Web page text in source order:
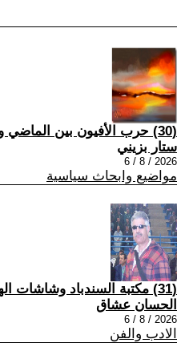
(30) حرب الأفيون بين الماضي و الحاضر
ستار بزيني
2026 / 8 / 6
مواضيع وابحاث سياسية
(31) مكتبة السندباد وشاشات الهاتف النقال
الحسان عشاق
2026 / 8 / 6
الادب والفن